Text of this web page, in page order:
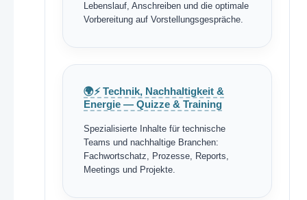
Lebenslauf, Anschreiben und die optimale
Vorbereitung auf Vorstellungsgespräche.
🌍⚡ Technik, Nachhaltigkeit &
Energie — Quizze & Training
Spezialisierte Inhalte für technische
Teams und nachhaltige Branchen:
Fachwortschatz, Prozesse, Reports,
Meetings und Projekte.